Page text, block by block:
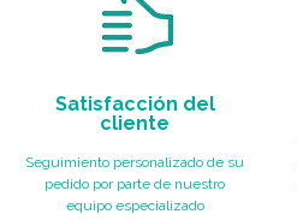
Satisfacción del
cliente
Seguimiento personalizado de su
pedido por parte de nuestro
equipo especializado